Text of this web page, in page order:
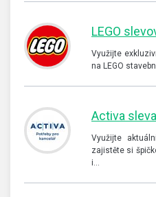
LEGO
Využijte
na LEGO
Activa
Využijte
zajistěte si
i…